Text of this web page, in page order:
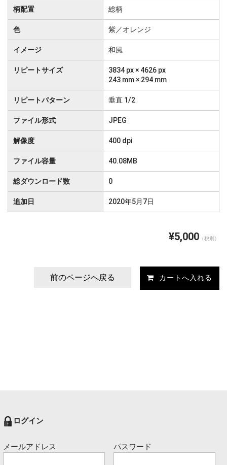
柄配置 総柄
色 紫／オレンジ
イメージ 和風
リピートサイズ
3834 px × 4626 px
243 mm × 294 mm
リピートパターン 垂直 1/2
ファイル形式 JPEG
解像度 400 dpi
ファイル容量 40.08MB
総ダウンロード数 0
追加日 2020年5月7日
¥5,000 （税別）
前のページへ戻る
ログイン
メールアドレス パスワード